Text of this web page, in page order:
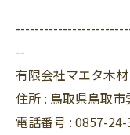
--
有限会社マエタ木材
住所 : 鳥取県鳥取
電話番号 : 0857-